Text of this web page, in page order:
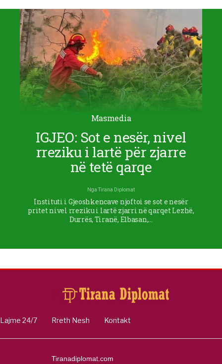
Masmedia
IGJEO: Sot e nesër, nivel
rreziku i lartë për zjarre
në tetë qarqe
NgaTirana Diplomat
Instituti i Gjeoshkencave njoftoi se sot e nesër
pritet nivel rreziku i lartë zjarri në qarqet Lezhë,
Durrës, Tiranë, Elbasan,…
Lajme 24/7 Rreth Nesh Kontakt
Tiranadiplomat.com